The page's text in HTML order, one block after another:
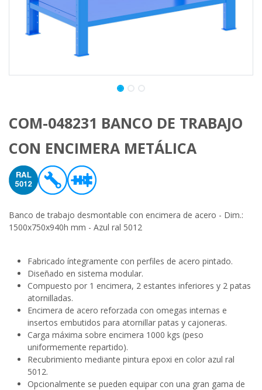
COM-048231 BANCO DE TRABAJO
CON ENCIMERA METÁLICA
Banco de trabajo desmontable con encimera de acero - Dim.:
1500x750x940h mm - Azul ral 5012
Fabricado íntegramente con perfiles de acero pintado.
Diseñado en sistema modular.
Compuesto por 1 encimera, 2 estantes inferiores y 2 patas
atornilladas.
Encimera de acero reforzada con omegas internas e
insertos embutidos para atornillar patas y cajoneras.
Carga máxima sobre encimera 1000 kgs (peso
uniformemente repartido).
Recubrimiento mediante pintura epoxi en color azul ral
5012.
Opcionalmente se pueden equipar con una gran gama de